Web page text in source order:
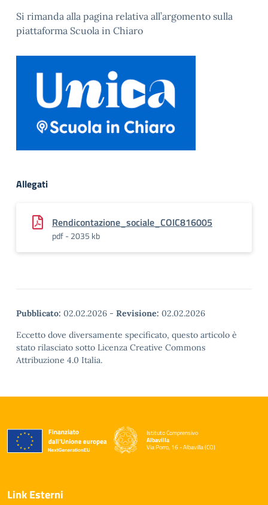
Si rimanda alla pagina relativa all’argomento sulla
piattaforma Scuola in Chiaro
Allegati
Rendicontazione_sociale_COIC816005
pdf - 2035 kb
Pubblicato: 02.02.2026 - Revisione: 02.02.2026
Eccetto dove diversamente specificato, questo articolo è
stato rilasciato sotto Licenza Creative Commons
Attribuzione 4.0 Italia.
Istituto Comprensivo
Albavilla
Via Porro, 16 - Albavilla (CO)
— Visita la pagina iniziale della scuola
Link Esterni